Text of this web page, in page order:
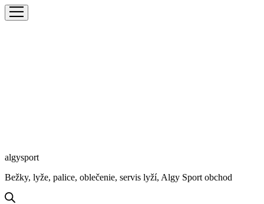
algysport
Bežky, lyže, palice, oblečenie, servis lyží, Algy Sport obchod